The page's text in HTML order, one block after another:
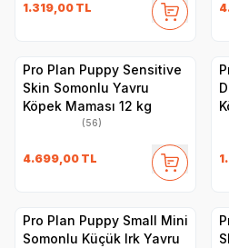
1.319,00 TL
Pro Plan Puppy Sensitive
Skin Somonlu Yavru
Köpek Maması 12 kg
(56)
4.699,00 TL
Pro Plan Puppy Small Mini
Somonlu Küçük Irk Yavru